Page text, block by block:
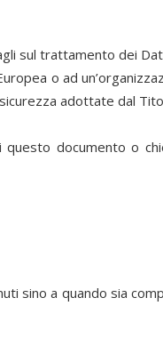
sul trattamento dei
o ad
adottate dal
documento o
sino a quando sia